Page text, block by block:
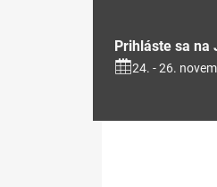
Prihláste sa na
24. - 26.